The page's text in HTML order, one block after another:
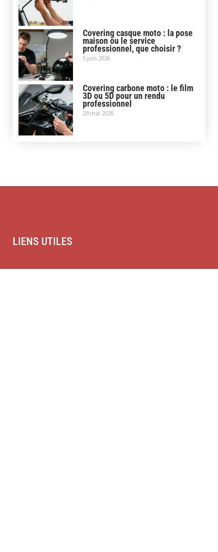
Covering casque moto : la pose
maison ou le service
professionnel, que choisir ?
5 juin 2026
Covering carbone moto : le film
3D ou 5D pour un rendu
professionnel
29 mai 2026
LIENS UTILES